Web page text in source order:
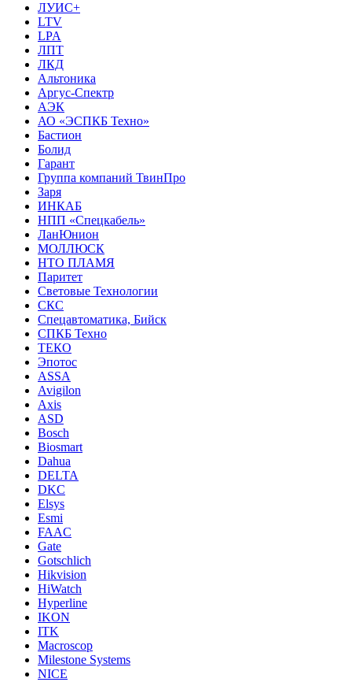
ЛУИС+
LTV
LPA
ЛПТ
ЛКД
Альтоника
Аргус-Спектр
АЭК
АО «ЭСПКБ Техно»
Бастион
Болид
Гарант
Группа компаний ТвинПро
Заря
ИНКАБ
НПП «Спецкабель»
ЛанЮнион
МОЛЛЮСК
НТО ПЛАМЯ
Паритет
Световые Технологии
СКС
Спецавтоматика, Бийск
СПКБ Техно
ТЕКО
Эпотос
ASSA
Avigilon
Axis
ASD
Bosch
Biosmart
Dahua
DELTA
DKC
Elsys
Esmi
FAAC
Gate
Gotschlich
Hikvision
HiWatch
Hyperline
IKON
ITK
Macroscop
Milestone Systems
NICE